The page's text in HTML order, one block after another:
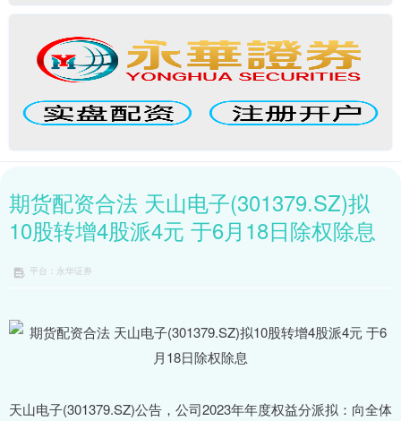
期货配资合法 天山电子(301379.SZ)拟
10股转增4股派4元 于6月18日除权除息
平台：永华证券
天山电子(301379.SZ)公告，公司2023年年度权益分派拟：向全体